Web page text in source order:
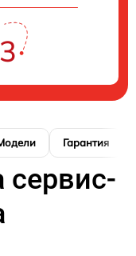
Гарантия